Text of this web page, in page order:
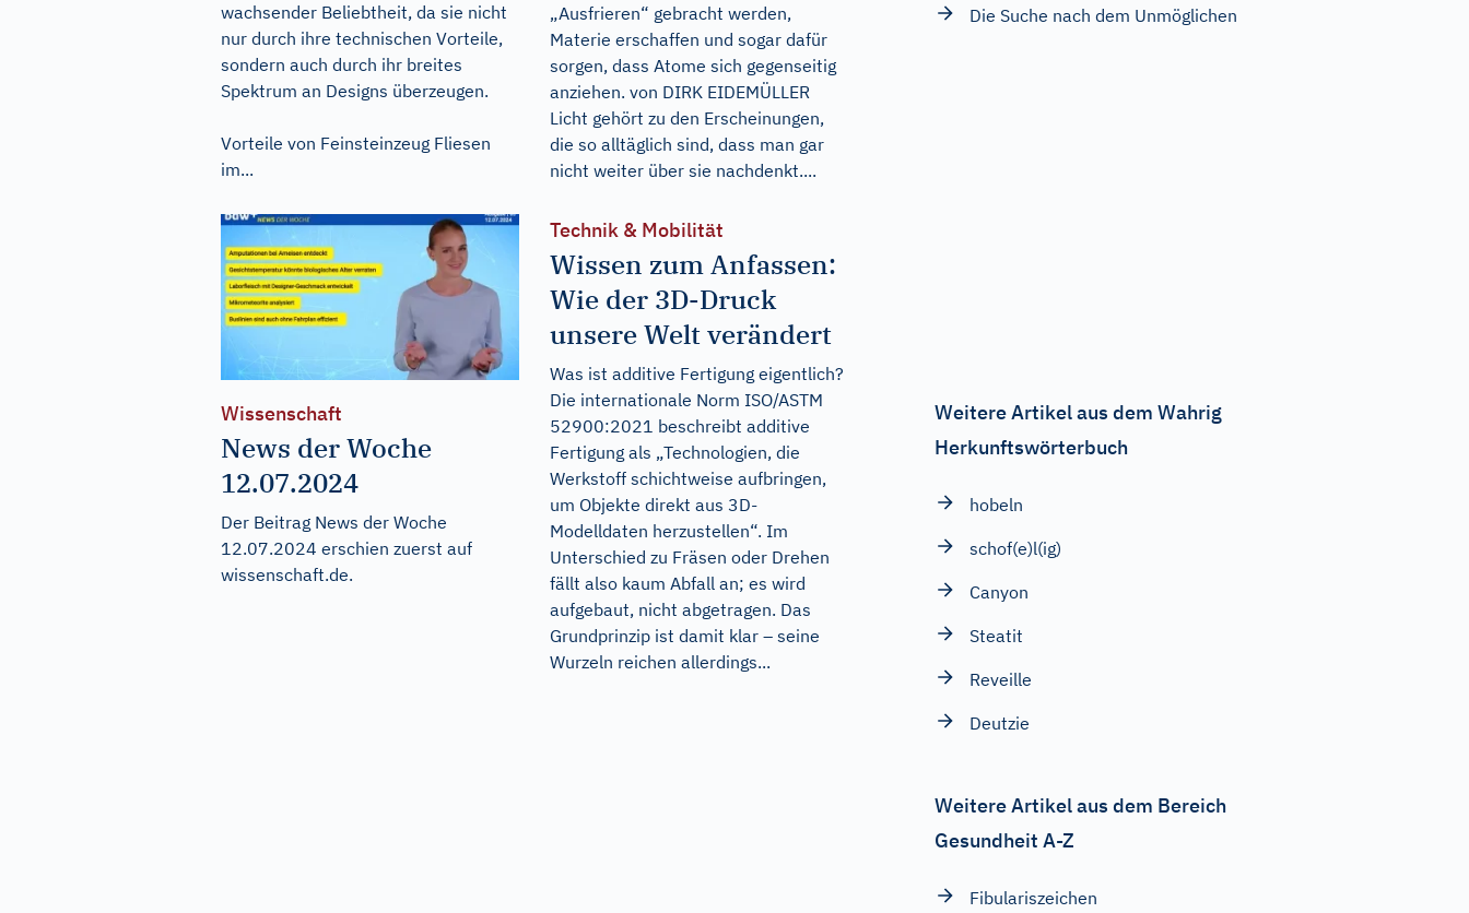
wachsender Beliebtheit, da sie nicht
nur durch ihre technischen Vorteile,
sondern auch durch ihr breites
Spektrum an Designs überzeugen.
Vorteile von Feinsteinzeug Fliesen
im...
„Ausfrieren“ gebracht werden,
Materie erschaffen und sogar dafür
sorgen, dass Atome sich gegenseitig
anziehen. von DIRK EIDEMÜLLER
Licht gehört zu den Erscheinungen,
die so alltäglich sind, dass man gar
nicht weiter über sie nachdenkt....
Wissenschaft
News der Woche
12.07.2024
Der Beitrag News der Woche
12.07.2024 erschien zuerst auf
wissenschaft.de.
Technik & Mobilität
Wissen zum Anfassen:
Wie der 3D-Druck
unsere Welt verändert
Was ist additive Fertigung eigentlich?
Die internationale Norm ISO/ASTM
52900:2021 beschreibt additive
Fertigung als „Technologien, die
Werkstoff schichtweise auf­bringen,
um Objekte direkt aus 3D-
Modelldaten herzustellen“. Im
Unterschied zu Fräsen oder Drehen
fällt also kaum Abfall an; es wird
aufgebaut, nicht abgetragen. Das
Grundprinzip ist damit klar – seine
Wurzeln reichen allerdings...
Die Suche nach dem Unmöglichen
Weitere Artikel aus dem Wahrig
Herkunftswörterbuch
hobeln
schof(e)l(ig)
Canyon
Steatit
Reveille
Deutzie
Weitere Artikel aus dem Bereich
Gesundheit A-Z
Fibulariszeichen